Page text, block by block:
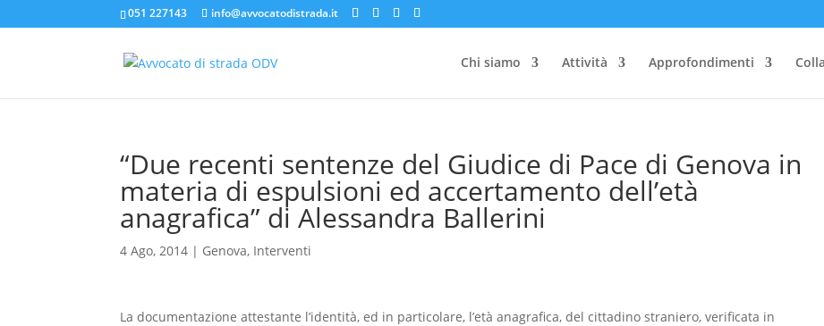
051 227143 info@avvocatodistrada.it
Chi siamo Attività Approfondimenti
“Due recenti sentenze del Giudice di Pace di Genova in
materia di espulsioni ed accertamento dell’età
anagrafica” di Alessandra Ballerini
4 Ago, 2014 | Genova, Interventi
La documentazione attestante l’identità, ed in particolare, l’età anagrafica, del cittadino straniero, verificata in